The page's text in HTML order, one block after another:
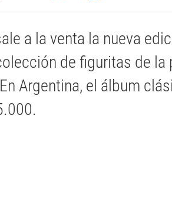
a la venta la nueva
de figuritas de la
Argentina, el álbum